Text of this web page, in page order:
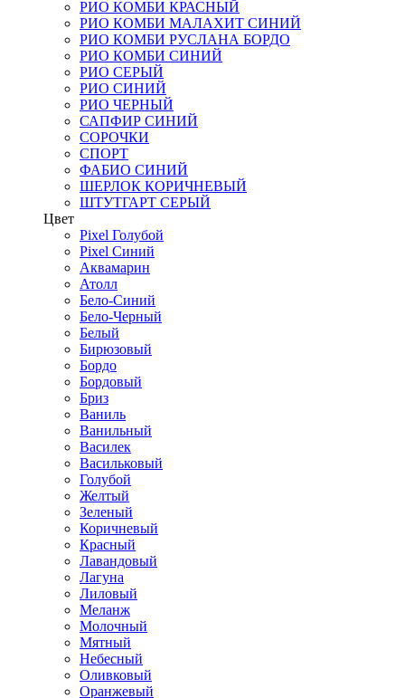
РИО КОМБИ КРАСНЫЙ
РИО КОМБИ МАЛАХИТ СИНИЙ
РИО КОМБИ РУСЛАНА БОРДО
РИО КОМБИ СИНИЙ
РИО СЕРЫЙ
РИО СИНИЙ
РИО ЧЕРНЫЙ
САПФИР СИНИЙ
СОРОЧКИ
СПОРТ
ФАБИО СИНИЙ
ШЕРЛОК КОРИЧНЕВЫЙ
ШТУТГАРТ СЕРЫЙ
Цвет
Pixel Голубой
Pixel Синий
Аквамарин
Атолл
Бело-Синий
Бело-Черный
Белый
Бирюзовый
Бордо
Бордовый
Бриз
Ваниль
Ванильный
Василек
Васильковый
Голубой
Желтый
Зеленый
Коричневый
Красный
Лавандовый
Лагуна
Лиловый
Меланж
Молочный
Мятный
Небесный
Оливковый
Оранжевый